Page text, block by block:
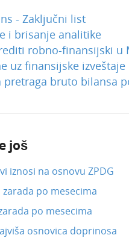
- Zaključni list
i brisanje analitike
robno-finansijski u
uz finansijske izveštaje
pretraga bruto bilansa
još
iznosi na osnovu ZPDG
po mesecima
po mesecima
osnovica doprinosa